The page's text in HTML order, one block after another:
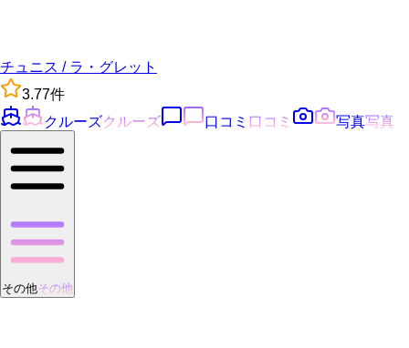
チュニス / ラ・グレット
3.77件
クルーズクルーズ 口コミ 口コミ 写真写真
その他その他